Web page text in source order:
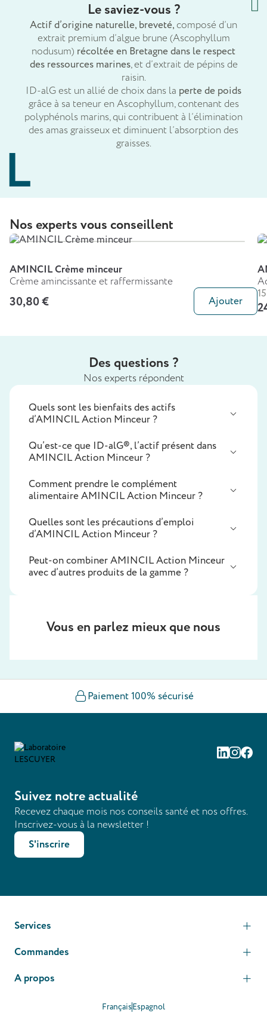
Le saviez-vous ?
Actif d’origine naturelle, breveté, composé d’un
extrait premium d’algue brune (Ascophyllum
nodusum) récoltée en Bretagne dans le respect
des ressources marines, et d’extrait de pépins de
raisin.
ID-alG est un allié de choix dans la perte de poids
grâce à sa teneur en Ascophyllum, contenant des
polyphénols marins, qui contribuent à l’élimination
des amas graisseux et diminuent l’absorption des
graisses.
Nos experts vous conseillent
AMINCIL Crème minceur
Crème amincissante et raffermissante
30,80 € Ajouter
Des questions ?
Nos experts répondent
Quels sont les bienfaits des actifs
d’AMINCIL Action Minceur ?
Qu’est-ce que ID-alG®, l’actif présent dans
AMINCIL Action Minceur ?
Comment prendre le complément
alimentaire AMINCIL Action Minceur ?
Quelles sont les précautions d’emploi
d’AMINCIL Action Minceur ?
Peut-on combiner AMINCIL Action Minceur
avec d’autres produits de la gamme ?
Vous en parlez mieux que nous
Paiement 100% sécurisé
Linkedin
Suivez notre actualité
Recevez chaque mois nos conseils santé et nos offres.
Inscrivez-vous à la newsletter !
S'inscrire
Services
Commandes
A propos
FrançaisEspagnol